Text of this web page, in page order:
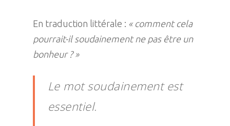
En traduction littérale : « comment cela
pourrait-il soudainement ne pas être un
bonheur ? »
Le mot soudainement est
essentiel.